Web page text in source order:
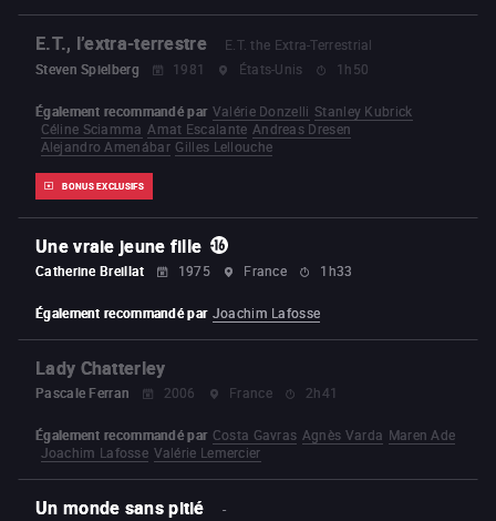
E.T., l’extra-terrestre
E.T. the Extra-Terrestrial
Steven Spielberg
1981 États-Unis 1h50
BONUS EXCLUSIFS
Également recommandé par Valérie Donzelli Stanley Kubrick
Céline Sciamma Amat Escalante Andreas Dresen
Alejandro Amenábar Gilles Lellouche
Une vraie jeune fille
Catherine Breillat 1975 France 1h33
Également recommandé par Joachim Lafosse
Lady Chatterley
Pascale Ferran 2006 France 2h41
Également recommandé par Costa Gavras Agnès Varda Maren Ade
Joachim Lafosse Valérie Lemercier
Un monde sans pitié
-